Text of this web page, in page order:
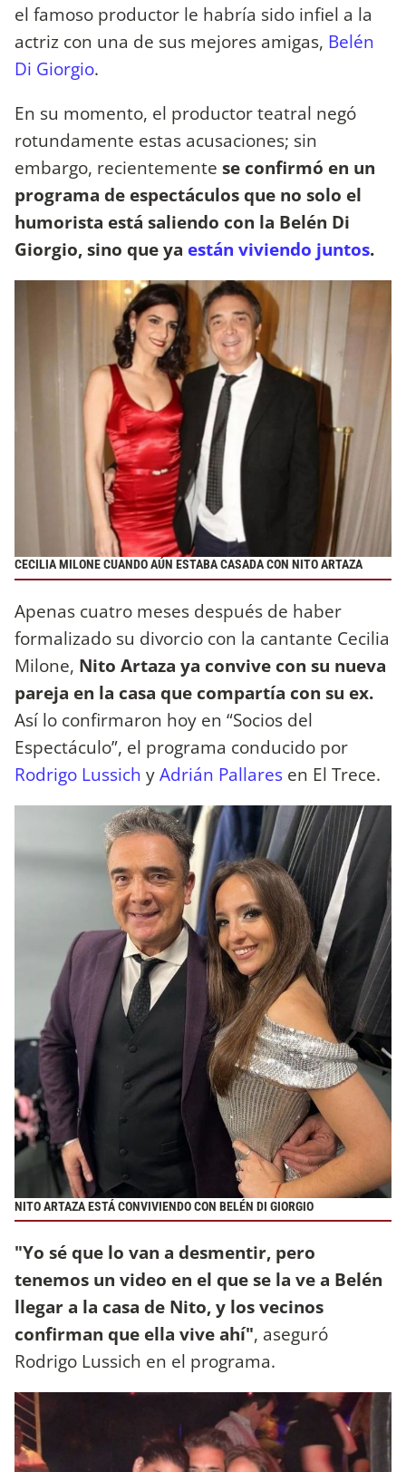
el famoso productor le habría sido infiel a la
actriz con una de sus mejores amigas, Belén
Di Giorgio.
En su momento, el productor teatral negó
rotundamente estas acusaciones; sin
embargo, recientemente se confirmó en un
programa de espectáculos que no solo el
humorista está saliendo con la Belén Di
Giorgio, sino que ya están viviendo juntos.
CECILIA MILONE CUANDO AÚN ESTABA CASADA CON NITO ARTAZA
Apenas cuatro meses después de haber
formalizado su divorcio con la cantante Cecilia
Milone, Nito Artaza ya convive con su nueva
pareja en la casa que compartía con su ex.
Así lo confirmaron hoy en “Socios del
Espectáculo”, el programa conducido por
Rodrigo Lussich yAdrián Pallares en El Trece.
NITO ARTAZA ESTÁ CONVIVIENDO CON BELÉN DI GIORGIO
"Yo sé que lo van a desmentir, pero
tenemos un video en el que se la ve a Belén
llegar a la casa de Nito, y los vecinos
confirman que ella vive ahí", aseguró
Rodrigo Lussich en el programa.